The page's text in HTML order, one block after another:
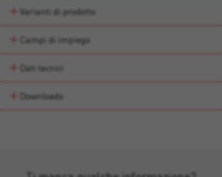
Varianti di prodotto
Campi di impiego
Dati tecnici
Downloads